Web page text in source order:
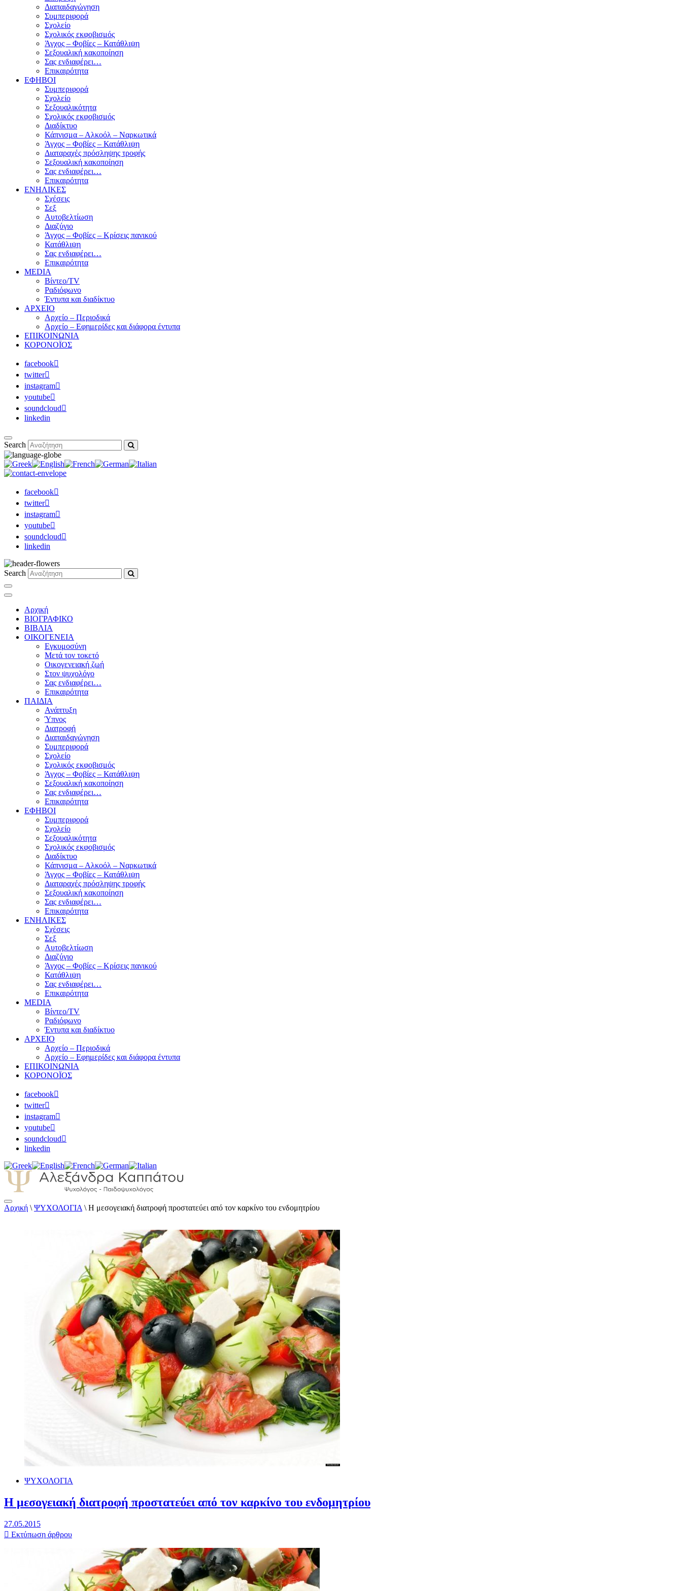
Διαπαιδαγώγηση
Συμπεριφορά
Σχολείο
Σχολικός εκφοβισμός
Άγχος – Φοβίες – Κατάθλιψη
Σεξουαλική κακοποίηση
Σας ενδιαφέρει…
Επικαιρότητα
ΕΦΗΒΟΙ
Συμπεριφορά
Σχολείο
Σεξουαλικότητα
Σχολικός εκφοβισμός
Διαδίκτυο
Κάπνισμα – Αλκοόλ – Ναρκωτικά
Άγχος – Φοβίες – Κατάθλιψη
Διαταραχές πρόσληψης τροφής
Σεξουαλική κακοποίηση
Σας ενδιαφέρει…
Επικαιρότητα
ΕΝΗΛΙΚΕΣ
Σχέσεις
Σεξ
Αυτοβελτίωση
Διαζύγιο
Άγχος – Φοβίες – Κρίσεις πανικού
Κατάθλιψη
Σας ενδιαφέρει…
Επικαιρότητα
MEDIA
Βίντεο/TV
Ραδιόφωνο
Έντυπα και διαδίκτυο
ΑΡΧΕΙΟ
Αρχείο – Περιοδικά
Αρχείο – Εφημερίδες και διάφορα έντυπα
ΕΠΙΚΟΙΝΩΝΙΑ
ΚΟΡΟΝΟΪΟΣ
facebook
twitter
instagram
youtube
soundcloud
linkedin
Search
facebook
twitter
instagram
youtube
soundcloud
linkedin
Search
Αρχική
ΒΙΟΓΡΑΦΙΚΟ
ΒΙΒΛΙΑ
ΟΙΚΟΓΕΝΕΙΑ
Εγκυμοσύνη
Μετά τον τοκετό
Οικογενειακή ζωή
Στον ψυχολόγο
Σας ενδιαφέρει…
Επικαιρότητα
ΠΑΙΔΙΑ
Ανάπτυξη
Ύπνος
Διατροφή
Διαπαιδαγώγηση
Συμπεριφορά
Σχολείο
Σχολικός εκφοβισμός
Άγχος – Φοβίες – Κατάθλιψη
Σεξουαλική κακοποίηση
Σας ενδιαφέρει…
Επικαιρότητα
ΕΦΗΒΟΙ
Συμπεριφορά
Σχολείο
Σεξουαλικότητα
Σχολικός εκφοβισμός
Διαδίκτυο
Κάπνισμα – Αλκοόλ – Ναρκωτικά
Άγχος – Φοβίες – Κατάθλιψη
Διαταραχές πρόσληψης τροφής
Σεξουαλική κακοποίηση
Σας ενδιαφέρει…
Επικαιρότητα
ΕΝΗΛΙΚΕΣ
Σχέσεις
Σεξ
Αυτοβελτίωση
Διαζύγιο
Άγχος – Φοβίες – Κρίσεις πανικού
Κατάθλιψη
Σας ενδιαφέρει…
Επικαιρότητα
MEDIA
Βίντεο/TV
Ραδιόφωνο
Έντυπα και διαδίκτυο
ΑΡΧΕΙΟ
Αρχείο – Περιοδικά
Αρχείο – Εφημερίδες και διάφορα έντυπα
ΕΠΙΚΟΙΝΩΝΙΑ
ΚΟΡΟΝΟΪΟΣ
facebook
twitter
instagram
youtube
soundcloud
linkedin
Αλεξάνδρα Καππάτου Ψυχολόγος – Παιδοψυχολόγος
Αρχική \ ΨΥΧΟΛΟΓΙΑ \ Η μεσογειακή διατροφή προστατεύει από τον καρκίνο του ενδομητρίου
ΨΥΧΟΛΟΓΙΑ
Η μεσογειακή διατροφή προστατεύει από τον καρκίνο του ενδομητρίου
27.05.2015
Εκτύπωση άρθρου